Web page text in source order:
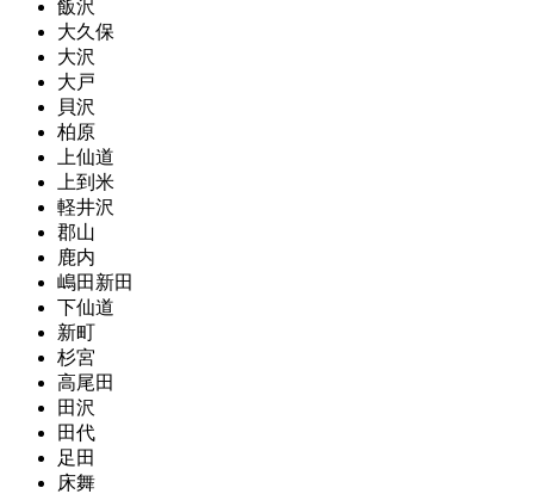
飯沢
大久保
大沢
大戸
貝沢
柏原
上仙道
上到米
軽井沢
郡山
鹿内
嶋田新田
下仙道
新町
杉宮
高尾田
田沢
田代
足田
床舞